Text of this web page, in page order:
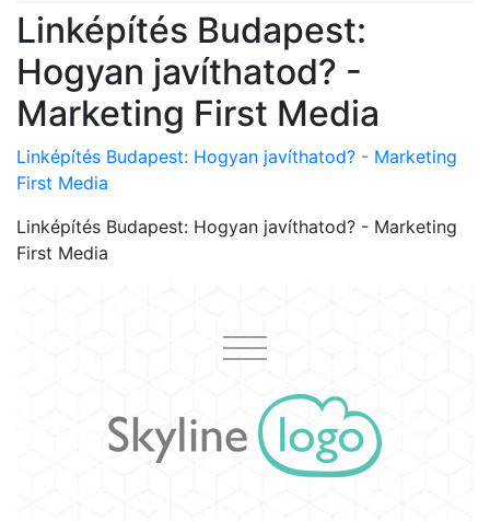
Linképítés Budapest:
Hogyan javíthatod? -
Marketing First Media
Linképítés Budapest: Hogyan javíthatod? - Marketing
First Media
Linképítés Budapest: Hogyan javíthatod? - Marketing
First Media